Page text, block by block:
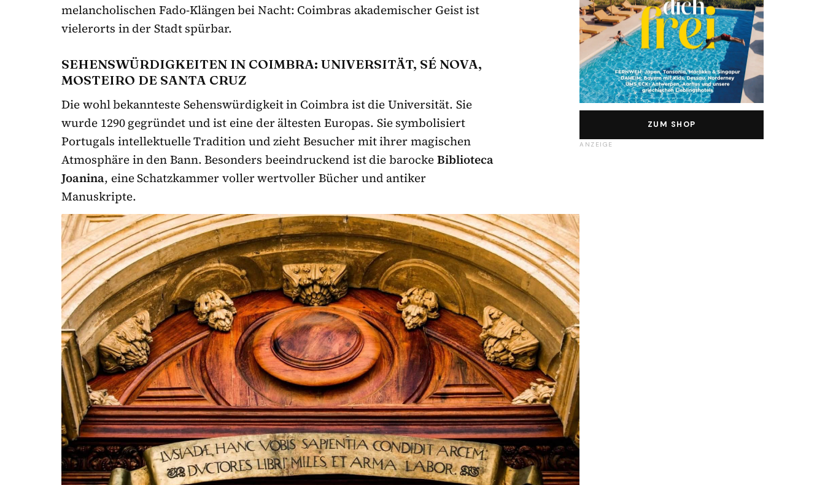
melancholischen Fado-Klängen bei Nacht: Coimbras akademischer Geist ist
vielerorts in der Stadt spürbar.
SEHENSWÜRDIGKEITEN IN COIMBRA: UNIVERSITÄT, SÉ NOVA,
MOSTEIRO DE SANTA CRUZ
Die wohl bekannteste Sehenswürdigkeit in Coimbra ist die Universität. Sie
wurde 1290 gegründet und ist eine der ältesten Europas. Sie symbolisiert
Portugals intellektuelle Tradition und zieht Besucher mit ihrer magischen
Atmosphäre in den Bann. Besonders beeindruckend ist die barockeBiblioteca
Joanina, eine Schatzkammer voller wertvoller Bücher und antiker
Manuskripte.
ZUM SHOP
ANZEIGE